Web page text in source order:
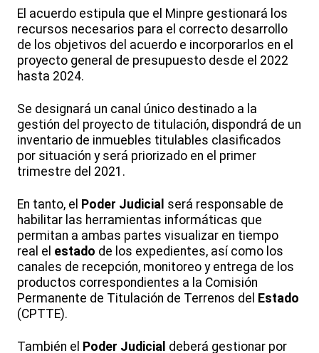
El acuerdo estipula que el Minpre gestionará los
recursos necesarios para el correcto desarrollo
de los objetivos del acuerdo e incorporarlos en el
proyecto general de presupuesto desde el 2022
hasta 2024.
Se designará un canal único destinado a la
gestión del proyecto de titulación, dispondrá de un
inventario de inmuebles titulables clasificados
por situación y será priorizado en el primer
trimestre del 2021.
En tanto, el Poder Judicial será responsable de
habilitar las herramientas informáticas que
permitan a ambas partes visualizar en tiempo
real el estado de los expedientes, así como los
canales de recepción, monitoreo y entrega de los
productos correspondientes a la Comisión
Permanente de Titulación de Terrenos del Estado
(CPTTE).
También el Poder Judicial deberá gestionar por